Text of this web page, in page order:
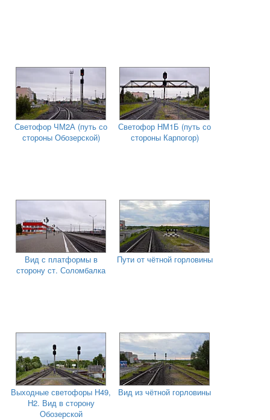
Светофор ЧМ2А (путь со
стороны Обозерской)
Светофор НМ1Б (путь со
стороны Карпогор)
Вид с платформы в
сторону ст. Соломбалка
Пути от чётной горловины
Выходные светофоры Н49,
Н2. Вид в сторону
Обозерской
Вид из чётной горловины